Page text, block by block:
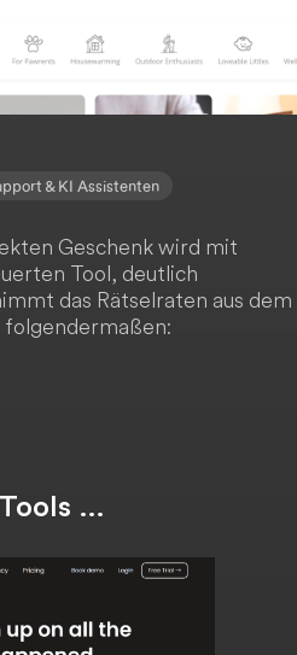
& KI Assistenten
Geschenk wird mit
Tool, deutlich
das Rätselraten aus dem
…